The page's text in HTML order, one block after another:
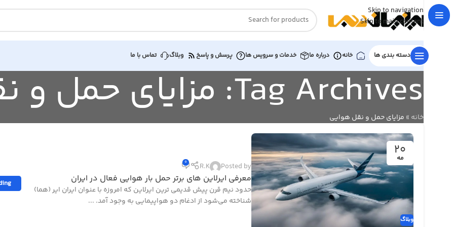
Skip to navigation
Skip to main content
دسته بندی ها خانه درباره ما خدمات و سرویس ها پرسش و پاسخ وبلاگ تماس با ما
Tag Archives: مزایای حمل و نقل هوایی
خانه » مزایای حمل و نقل هوایی
20
مه
وبلاگ
Posted by
R.K
0
معرفی ایرلاین های برتر حمل بار هوایی فعال در ایران
حدود نیم قرن پیش قدیمی ترین ایرلاین که امروزه با عنوان ایران ایر (هما)
شناخته می‌شود از ادغام دو هواپیمایی به وجود آمد. ...